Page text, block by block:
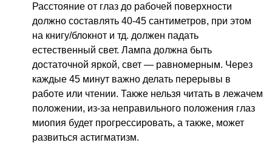
Расстояние от глаз до рабочей поверхности
должно составлять 40-45 сантиметров, при этом
на книгу/блокнот и тд. должен падать
естественный свет. Лампа должна быть
достаточной яркой, свет — равномерным. Через
каждые 45 минут важно делать перерывы в
работе или чтении. Также нельзя читать в лежачем
положении, из-за неправильного положения глаз
миопия будет прогрессировать, а также, может
развиться астигматизм.